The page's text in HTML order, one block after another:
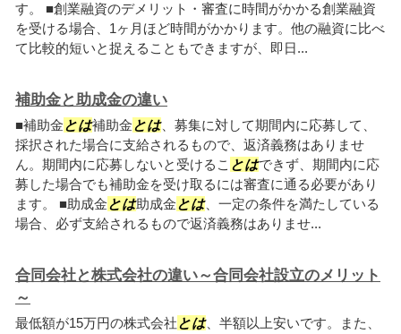
す。 ■創業融資のデメリット・審査に時間がかかる創業融資
を受ける場合、1ヶ月ほど時間がかかります。他の融資に比べ
て比較的短いと捉えることもできますが、即日...
補助金と助成金の違い
■補助金 とは補助金 とは、募集に対して期間内に応募して、
採択された場合に支給されるもので、返済義務はありませ
ん。期間内に応募しないと受けるこ とはできず、期間内に応
募した場合でも補助金を受け取るには審査に通る必要があり
ます。 ■助成金 とは助成金 とは、一定の条件を満たしている
場合、必ず支給されるもので返済義務はありませ...
合同会社と株式会社の違い～合同会社設立のメリット
～
最低額が15万円の株式会社 とは、半額以上安いです。また、